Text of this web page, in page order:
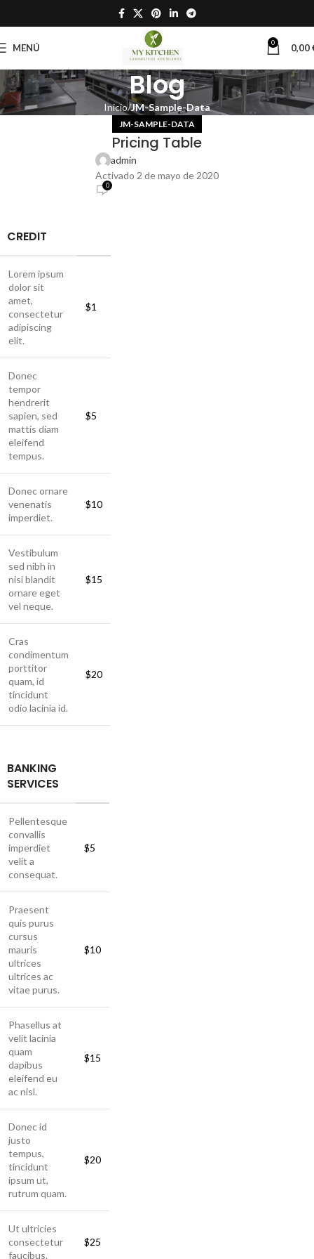
MENÚ 0 0,00
Blog
Inicio JM-Sample-Data
JM-SAMPLE-DATA
Pricing Table
admin
Activado 2 de mayo de 2020
0
CREDIT
Lorem ipsum
dolor sit
amet,
consectetur
adipiscing
elit.
$1
Donec
tempor
hendrerit
sapien, sed
mattis diam
eleifend
tempus.
$5
Donec ornare
venenatis
imperdiet.
$10
Vestibulum
sed nibh in
nisi blandit
ornare eget
vel neque.
$15
Cras
condimentum
porttitor
quam, id
tincidunt
odio lacinia id.
$20
BANKING
SERVICES
Pellentesque
convallis
imperdiet
velit a
consequat.
$5
Praesent
quis purus
cursus
mauris
ultrices
ultrices ac
vitae purus.
$10
Phasellus at
velit lacinia
quam
dapibus
eleifend eu
ac nisl.
$15
Donec id
justo
tempus,
tincidunt
ipsum ut,
rutrum quam.
$20
Ut ultricies
consectetur
faucibus.
$25